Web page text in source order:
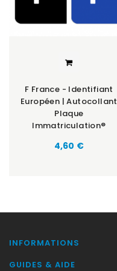
F France - Identifiant
Européen | Autocollant
Plaque
Immatriculation®
Prix
4,60 €
INFORMATIONS
GUIDES & AIDE